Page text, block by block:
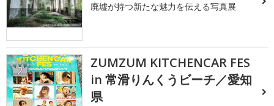
廃墟が持つ新たな魅力を伝える写真展
2
ZUMZUM KITCHENCAR FES
in 常滑りんくうビーチ／愛知
県